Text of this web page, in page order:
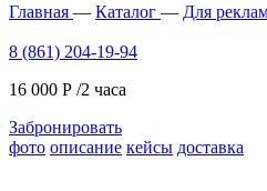
Главная — Каталог — Для
8 (861) 204-19-94
16 000 Р /2 часа
Забронировать
фото описание кейсы доставка